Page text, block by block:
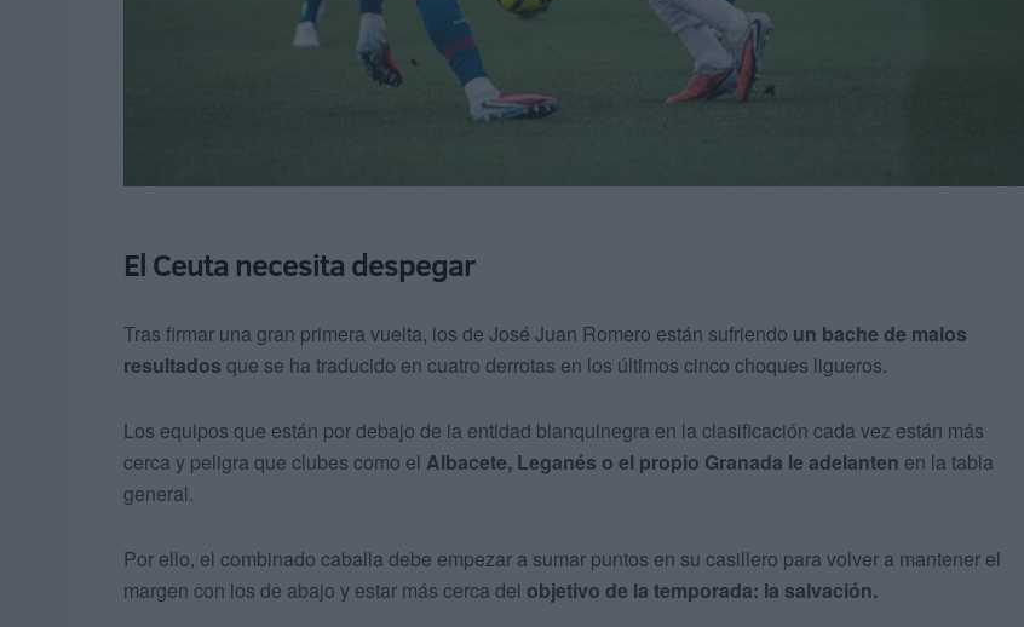
El Ceuta necesita despegar
Tras firmar una gran primera vuelta, los de José Juan Romero están sufriendo un bache de malos
resultados que se ha traducido en cuatro derrotas en los últimos cinco choques ligueros.
Los equipos que están por debajo de la entidad blanquinegra en la clasificación cada vez están más
cerca y peligra que clubes como el Albacete, Leganés o el propio Granada le adelanten en la tabla
general.
Por ello, el combinado caballa debe empezar a sumar puntos en su casillero para volver a mantener el
margen con los de abajo y estar más cerca del objetivo de la temporada: la salvación.